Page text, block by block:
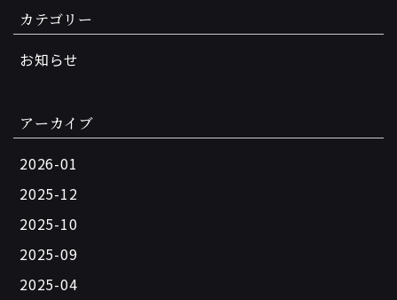
カテゴリー
お知らせ
アーカイブ
2026-01
2025-12
2025-10
2025-09
2025-04